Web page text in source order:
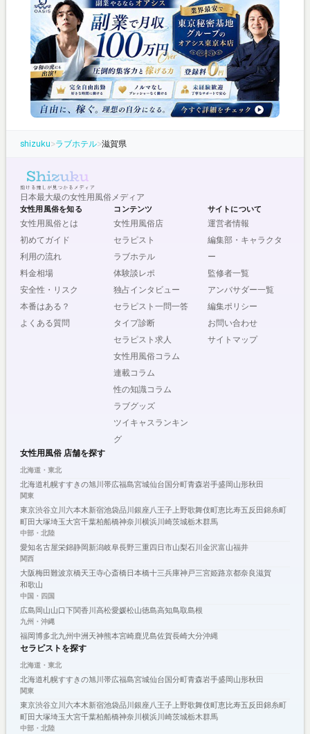
shizuku>ラブホテル>滋賀県
日本最大級の女性用風俗メディア
女性用風俗を知る
女性用風俗とは
初めてガイド
利用の流れ
料金相場
安全性・リスク
本番はある？
よくある質問
コンテンツ
女性用風俗店
セラピスト
ラブホテル
体験談レポ
独占インタビュー
セラピスト一問一答
タイプ診断
セラピスト求人
女性用風俗コラム
連載コラム
性の知識コラム
ラブグッズ
ツイキャスランキン
グ
サイトについて
運営者情報
編集部・キャラクタ
ー
監修者一覧
アンバサダー一覧
編集ポリシー
お問い合わせ
サイトマップ
女性用風俗 店舗を探す
北海道・東北
北海道札幌すすきの旭川帯広福島宮城仙台国分町青森岩手盛岡山形秋田
関東
東京渋谷立川六本木新宿池袋品川銀座 八王子 上野歌舞伎町恵比寿五反田錦糸町
町田大塚埼玉大宮千葉柏船橋神奈川横浜川崎茨城栃木群馬
中部・北陸
愛知名古屋栄錦静岡新潟岐阜長野三重四日市山梨石川金沢富山福井
関西
大阪梅田難波京橋天王寺心斎橋日本橋十三兵庫神戸三宮姫路京都奈良滋賀
和歌山
中国・四国
広島岡山山口下関香川高松愛媛松山徳島高知鳥取島根
九州・沖縄
福岡博多北九州中洲天神熊本宮崎鹿児島佐賀長崎大分沖縄
セラピストを探す
北海道・東北
北海道札幌すすきの旭川帯広福島宮城仙台国分町青森岩手盛岡山形秋田
関東
東京渋谷立川六本木新宿池袋品川銀座 八王子 上野歌舞伎町恵比寿五反田錦糸町
町田大塚埼玉大宮千葉柏船橋神奈川横浜川崎茨城栃木群馬
中部・北陸